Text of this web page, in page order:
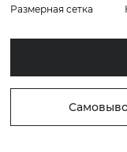
Размерная сетка